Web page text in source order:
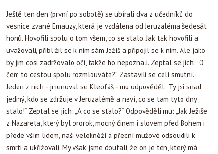
Ještě ten den (první po sobotě) se ubírali dva z učedníků do
vesnice zvané Emauzy, která je vzdálena od Jeruzaléma šedesát
honů. Hovořili spolu o tom všem, co se stalo. Jak tak hovořili a
uvažovali, přiblížil se k nim sám Ježíš a připojil se k nim. Ale jako
by jim cosi zadržovalo oči, takže ho nepoznali. Zeptal se jich: „O
čem to cestou spolu rozmlouváte?“ Zastavili se celí smutní.
Jeden z nich - jmenoval se Kleofáš - mu odpověděl: „Ty jsi snad
jediný, kdo se zdržuje v Jeruzalémě a neví, co se tam tyto dny
stalo!“ Zeptal se jich: „A co se stalo?“ Odpověděli mu: „Jak Ježíše
z Nazareta, který byl prorok, mocný činem i slovem před Bohem i
přede vším lidem, naši velekněží a přední mužové odsoudili k
smrti a ukřižovali. My však jsme doufali, že on je ten, který má